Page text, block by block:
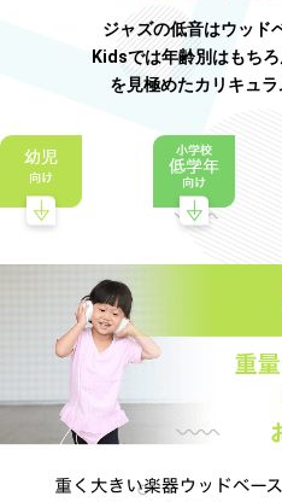
ジャズの低音はウッド
Kidsでは年齢別はもち
を見極めたカリキュラ